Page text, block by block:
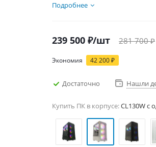
DDR5 64Gb, Диски SSD
Подробнее
239 500 ₽/шт 281 700₽
Экономия 42 200₽
Достаточно Нашли
Купить ПК в корпусе:CL130W c